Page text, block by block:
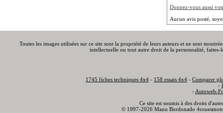
Donnez-vous aussi
Aucun avis posté,
Toutes les images utilisées sur ce site sont la propriété de leurs auteurs et ne sont
intellectuelle ou tout autre droit de la personnalité,
1745 fiches techniques 4x4 - 158 essais 4x4 - Comparer
-
- Autoweb-
Ce site est soumis à des droits
© 1997-2026 Manu Bordonado